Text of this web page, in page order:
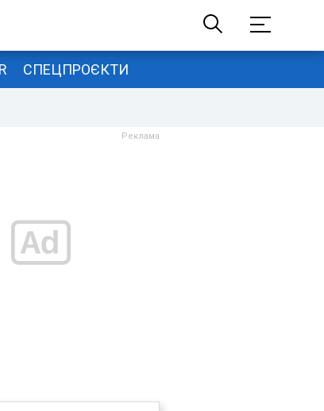
СПЕЦПРОЄКТИ